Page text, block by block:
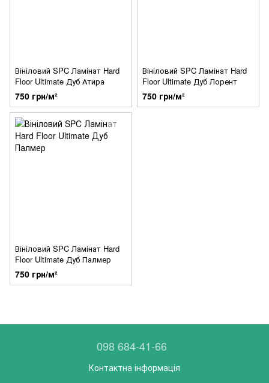
Вініловий SPC Ламінат Hard
Floor Ultimate Дуб Атира
750 грн/м²
Вініловий SPC Ламінат Hard
Floor Ultimate Дуб Лорент
750 грн/м²
Вініловий SPC Ламінат Hard
Floor Ultimate Дуб Палмер
750 грн/м²
098 684-41-66
Контактна інформація